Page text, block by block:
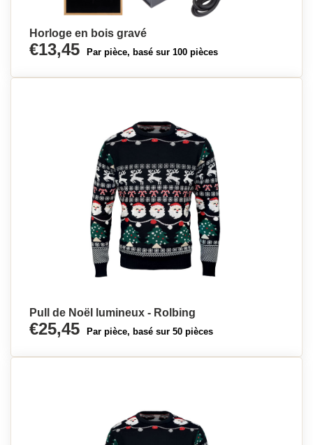
Horloge en bois gravé
€13,45 Par pièce, basé sur 100 pièces
Pull de Noël lumineux - Rolbing
€25,45 Par pièce, basé sur 50 pièces